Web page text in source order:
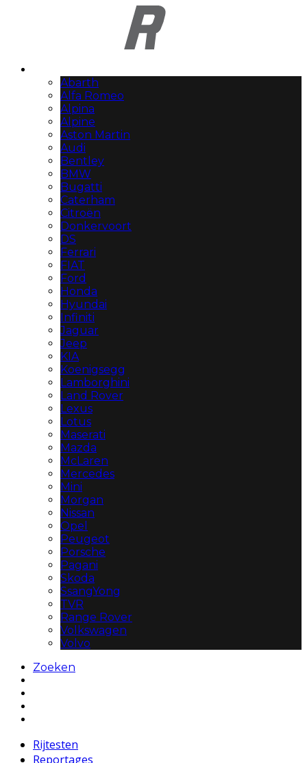
Abarth
Alfa Romeo
Alpina
Alpine
Aston Martin
Audi
Bentley
BMW
Bugatti
Caterham
Citroën
Donkervoort
DS
Ferrari
FIAT
Ford
Honda
Hyundai
Infiniti
Jaguar
Jeep
KIA
Koenigsegg
Lamborghini
Land Rover
Lexus
Lotus
Maserati
Mazda
McLaren
Mercedes
Mini
Morgan
Nissan
Opel
Peugeot
Porsche
Pagani
Skoda
SsangYong
TVR
Range Rover
Volkswagen
Volvo
Zoeken
Rijtesten
Reportages